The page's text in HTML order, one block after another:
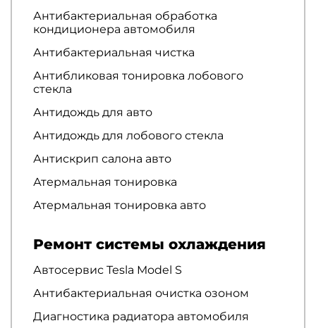
Антибактериальная обработка
кондиционера автомобиля
Антибактериальная чистка
Антибликовая тонировка лобового
стекла
Антидождь для авто
Антидождь для лобового стекла
Антискрип салона авто
Атермальная тонировка
Атермальная тонировка авто
Ремонт системы охлаждения
Автосервис Tesla Model S
Антибактериальная очистка озоном
Диагностика радиатора автомобиля